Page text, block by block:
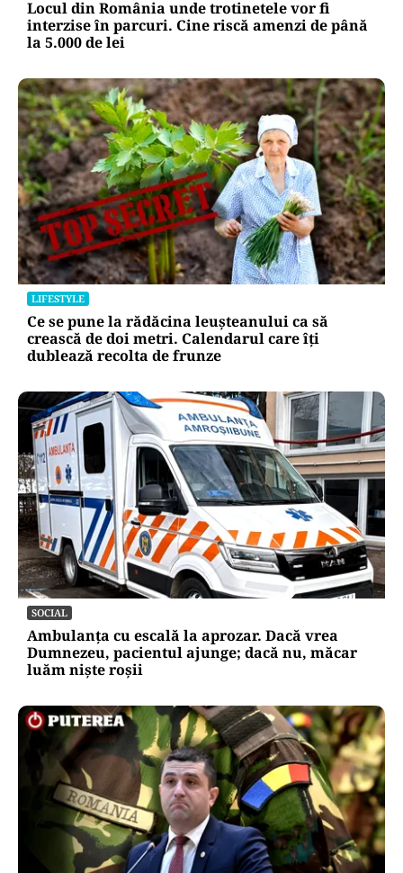
Locul din România unde trotinetele vor fi
interzise în parcuri. Cine riscă amenzi de până
la 5.000 de lei
LIFESTYLE
Ce se pune la rădăcina leușteanului ca să
crească de doi metri. Calendarul care îți
dublează recolta de frunze
SOCIAL
Ambulanța cu escală la aprozar. Dacă vrea
Dumnezeu, pacientul ajunge; dacă nu, măcar
luăm niște roșii